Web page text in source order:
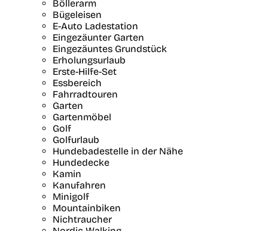
Böllerarm
Bügeleisen
E-Auto Ladestation
Eingezäunter Garten
Eingezäuntes Grundstück
Erholungsurlaub
Erste-Hilfe-Set
Essbereich
Fahrradtouren
Garten
Gartenmöbel
Golf
Golfurlaub
Hundebadestelle in der Nähe
Hundedecke
Kamin
Kanufahren
Minigolf
Mountainbiken
Nichtraucher